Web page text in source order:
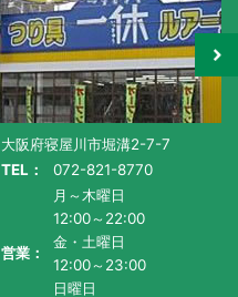
大阪府寝屋川市堀溝2-7-7
TEL：
072-821-8770
営業：
月～木曜日
12:00～22:00
金・土曜日
12:00～23:00
日曜日